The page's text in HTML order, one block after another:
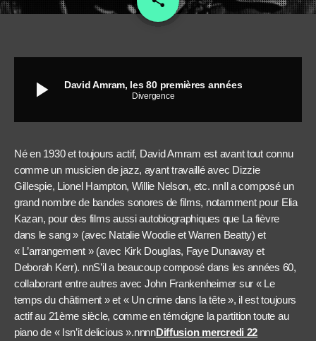
play_arrow David Amram, les 80 premières années
Divergence
Né en 1930 et toujours actif, David Amram est avant tout connu
comme un musicien de jazz, ayant travaillé avec Dizzie
Gillespie, Lionel Hampton, Willie Nelson, etc. nnIl a composé un
grand nombre de bandes sonores de films, notamment pour Elia
Kazan, pour des films aussi autobiographiques que La fièvre
dans le sang » (avec Natalie Woodie et Warren Beatty) et
« L’arrangement » (avec Kirk Douglas, Faye Dunaway et
Deborah Kerr). nnS’il a beaucoup composé dans les années 60,
collaborant entre autres avec John Frankenheimer sur « Le
temps du châtiment » et « Un crime dans la tête », il est toujours
actif au 21ème siècle, comme en témoigne la partition toute au
piano de « Isn’it delicious ».nnnnDiffusion mercredi 22